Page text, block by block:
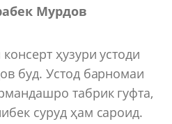
Мурдов
ҳузури устоди
буд. Устод барномаи
табрик гуфта,
суруд ҳам сароид.